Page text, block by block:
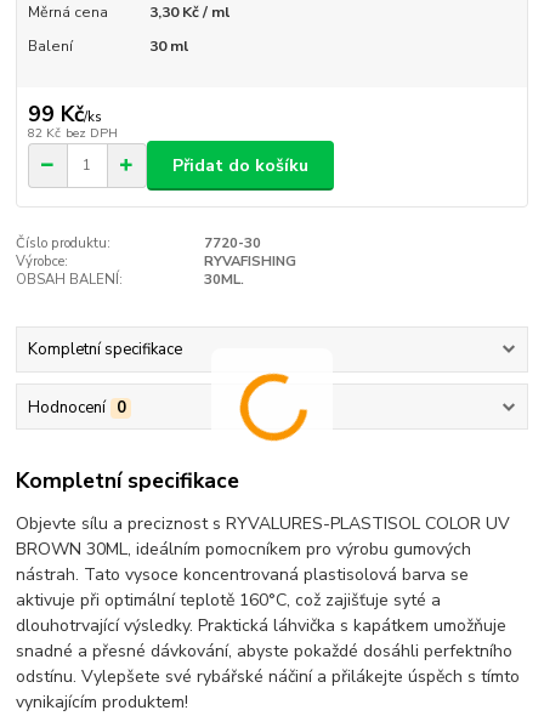
Měrná cena
3,30 Kč / ml
Balení
30 ml
99 Kč/ks
82 Kč bez DPH
Přidat do košíku
Číslo produktu:
7720-30
Výrobce:
RYVAFISHING
OBSAH BALENÍ:
30ML.
Kompletní specifikace
Hodnocení 0
Kompletní specifikace
Objevte sílu a preciznost s RYVALURES-PLASTISOL COLOR UV
BROWN 30ML, ideálním pomocníkem pro výrobu gumových
nástrah. Tato vysoce koncentrovaná plastisolová barva se
aktivuje při optimální teplotě 160°C, což zajišťuje syté a
dlouhotrvající výsledky. Praktická láhvička s kapátkem umožňuje
snadné a přesné dávkování, abyste pokaždé dosáhli perfektního
odstínu. Vylepšete své rybářské náčiní a přilákejte úspěch s tímto
vynikajícím produktem!